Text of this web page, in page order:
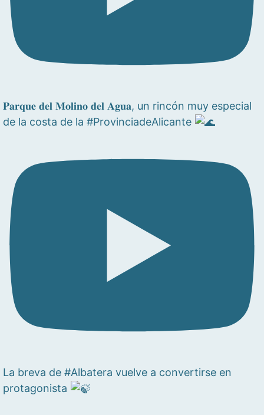
𝐏𝐚𝐫𝐪𝐮𝐞 𝐝𝐞𝐥 𝐌𝐨𝐥𝐢𝐧𝐨 𝐝𝐞𝐥 𝐀𝐠𝐮𝐚, un rincón muy especial
de la costa de la #ProvinciadeAlicante
La breva de #Albatera vuelve a convertirse en
protagonista